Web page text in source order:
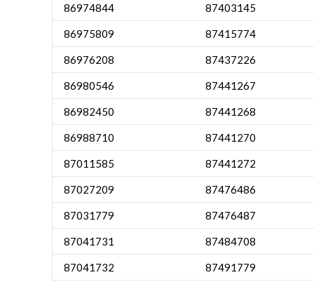
86974844 87403145
86975809 87415774
86976208 87437226
86980546 87441267
86982450 87441268
86988710 87441270
87011585 87441272
87027209 87476486
87031779 87476487
87041731 87484708
87041732 87491779